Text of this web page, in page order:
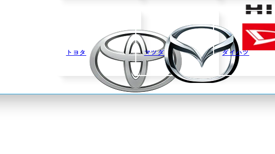
トヨタ マツダ ダイハツ